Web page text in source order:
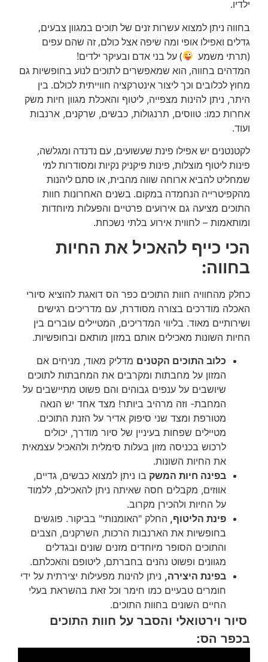
ילדיו.
בחווה ניתן למצוא עשרות זנים של תוכים במגוון צבעים,
גדלים ואפילו אופי ומה שיפה אצל כולם, זה שהם עפים
(תרתי משמע
) על בני אדם ובעיקר ילדים!
המדהים בחווה, הוא שמאפשרים לתוכים לנוע בחופשיות גם
מחוץ לכלובים וכך ליצור אינטרקציה חווייתית לכולם. בין
היתר, ניתן להינות מצפייה, ליטוף והאכלת מגוון חיות משק
אחרות כמו: טווסים, תרנגולות, כבשים, שרקנים, ארנבות
ועוד.
לקטנטנים יש אפילו פינת שעשועים, עם נדנדה ומגלשה,
פינות ליטוף מוצלות, פינות פיקניק נקיות ומסודרות למי
שמחליט להביא ארוחה שווה מהבית, או סתם ליהנות
מהקפיטרייה הנחמדה במקום. בשנים האחרונות חוות
התוכים מציעה גם אירועים פרטיים והפעלות מיוחדות
ומותאמות – לחווית אירוע בלתי נשכחת.
הכי כייף להאכיל את החיות
בחווה:
כחלק מהחוויה חוות התוכים כפר הס דואגת להוציא סיורי
האכלה מודרכים בצורה מסודרת, עם מדריכים רגישים
ושירותיים מאוד. בליווי המדריכים, המטיילים עוברים בין
החיות השונות מאכילים אותם במזון מותאם ובחופשיות.
כלוב התוכים הקטנים מדליק מאוד, מניחים אם
המזון על מחבתות ומקרבים את המחבתות לתוכים
שיושבים על ענפים גבוהים והם פשוט מתיישבים על
המחבת- וזה מרהיב ביותר! מצד אחד יש הנאה
מטורפת ומצד שני סיפוק אדיר על הזנת התוכים.
מטיילים שפחות בעיניין של סיור מודרך, יכולים
לרכוש בכניסה מזון בעלות סימלית ולהאכיל עצמאית
את החיות השונות.
בפינה חיות המשק בו ניתן למצוא כבשים, גדיים,
אווזים, מקבלים חסה שאיתה ניתן להאכילם, ללמוד
על החיות ולהכירן מקרוב.
פינת הליטוף, החלק "האומנותי" בביקור. פוגשים
בחופשיות את הארנבות הרכות, השרקנים, הצבים
והתוכים הסופר מיוחדים מזנים שונים ובגדלים
מגוונים ופשוט נהנים בחברתם, ליטופם והאכלתם.
בפינת היצירה, ניתן להינות מפעילות יצירתית על ידי
חומרים טבעיים כמו חימר וכל זאת בהשראת בעלי
החיים השונים בחוות התוכים.
סיור וירטואלי והסבר על חוות התוכים
בכפר הס: